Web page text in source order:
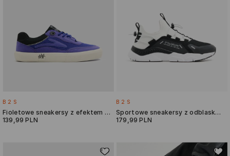
B2S
Fioletowe sneakersy z efektem sprania
139,99 PLN
B2S
Sportowe sneakersy z odblaskowymi detalami
179,99 PLN